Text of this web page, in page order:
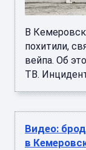
В
похитили,
вейпа. Об
ТВ.
Видео:
в